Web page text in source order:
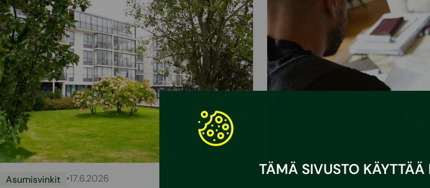
TÄMÄ SIVUSTO KÄYTTÄÄ
Asumisvinkit •17.6.2026 •3.3.2026